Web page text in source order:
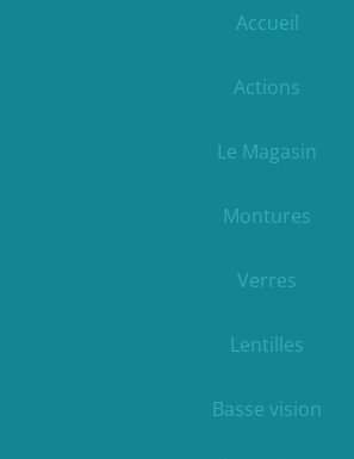
Accueil
Actions
Le Magasin
Montures
Verres
Lentilles
Basse vision